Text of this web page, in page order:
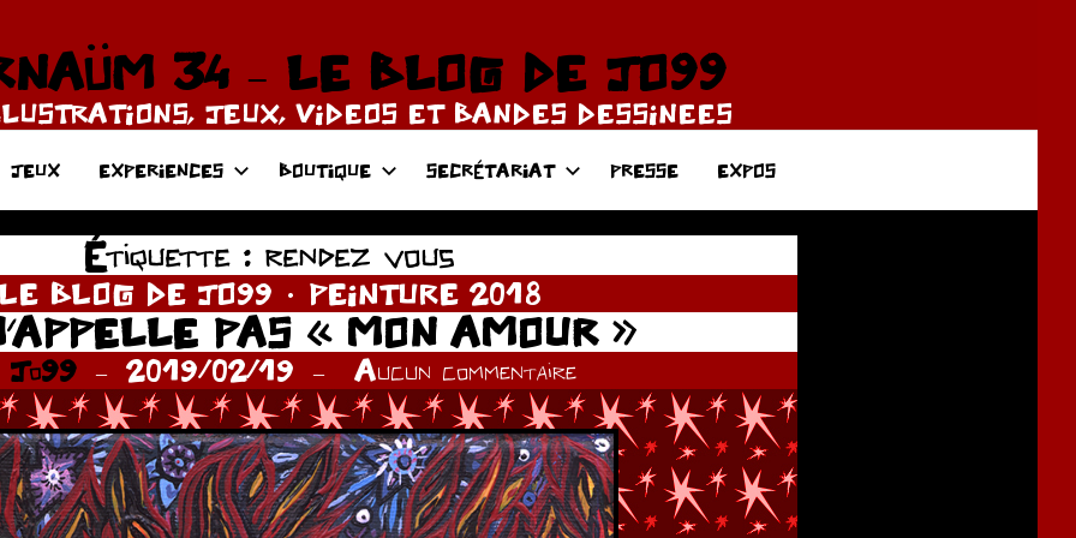
34 – LE BLOG DE JO99
JEUX, VIDEOS ET BANDES DESSINEES
JEUX EXPERIENCES BOUTIQUE SECRÉTARIAT PRESSE EXPOS
Étiquette : rendez vous
LE BLOG DE JO99 PEINTURE 2018
PAS « MON AMOUR »
Jo99 2019/02/19 Aucun commentaire